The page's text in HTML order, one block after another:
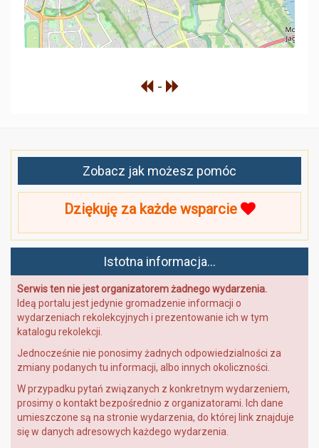
-
Zobacz jak możesz pomóc
Dziękuję za każde wsparcie
Istotna informacja...
Serwis ten nie jest organizatorem żadnego wydarzenia.
Ideą portalu jest jedynie gromadzenie informacji o
wydarzeniach rekolekcyjnych i prezentowanie ich w tym
katalogu rekolekcji.
Jednocześnie nie ponosimy żadnych odpowiedzialności za
zmiany podanych tu informacji, albo innych okoliczności.
W przypadku pytań związanych z konkretnym wydarzeniem,
prosimy o kontakt bezpośrednio z organizatorami. Ich dane
umieszczone są na stronie wydarzenia, do której link znajduje
się w danych adresowych każdego wydarzenia.